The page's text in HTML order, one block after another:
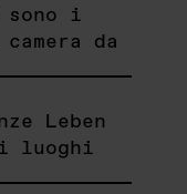
sono i
da
Leben
luoghi